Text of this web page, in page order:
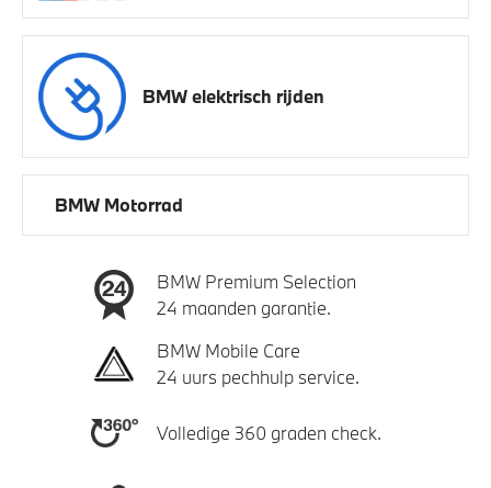
BMW elektrisch rijden
BMW Motorrad
BMW Premium Selection
24 maanden garantie.
BMW Mobile Care
24 uurs pechhulp service.
Volledige 360 graden check.